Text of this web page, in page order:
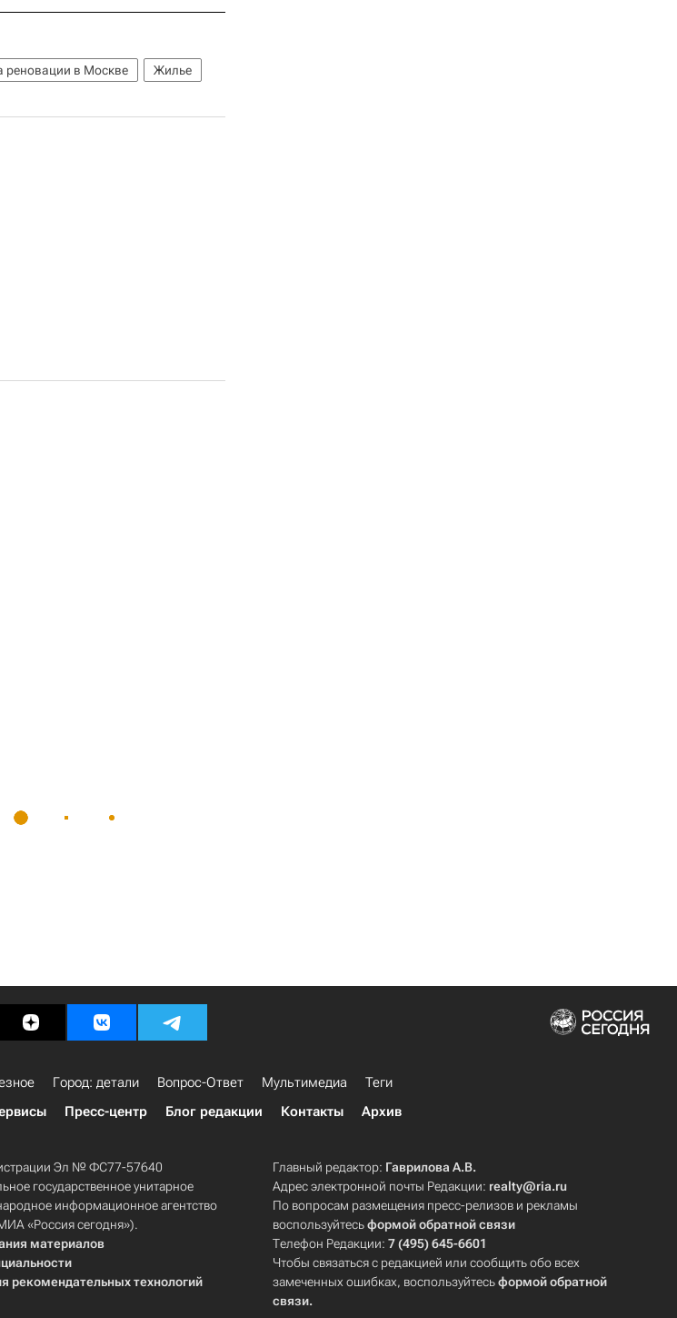
реновации в Москве
Жилье
Город: детали Вопрос-Ответ Мультимедиа
Теги
Пресс-центр Блог редакции Контакты Архив
Эл № ФС77-57640
государственное унитарное
информационное агентство
«Россия сегодня»).
материалов
рекомендательных технологий
Главный редактор: Гаврилова А.В.
Адрес электронной почты Редакции: realty@ria.ru
По вопросам размещения пресс-релизов и рекламы
воспользуйтесьформой обратной связи
Телефон Редакции:7 (495) 645-6601
Чтобы связаться с редакцией или сообщить обо всех
замеченных ошибках, воспользуйтесьформой обратной
связи.